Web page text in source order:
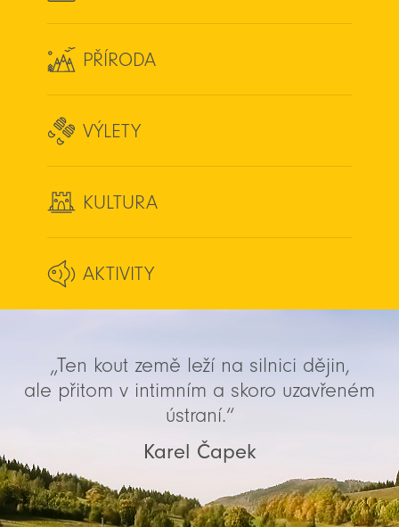
PŘÍRODA
VÝLETY
KULTURA
AKTIVITY
„Ten kout země leží na silnici dějin,
ale přitom v intimním a skoro uzavřeném
ústraní.“
Karel Čapek